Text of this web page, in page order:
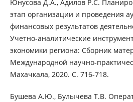
Юнусова Д.А., Адилов Р.С.
этап организации и проведения
финансовых результатов
Учетно-аналитические
экономики региона: Сборник
Международной научно-
Махачкала, 2020. С. 716-718.
Бушева А.Ю., Булычева Т.В.